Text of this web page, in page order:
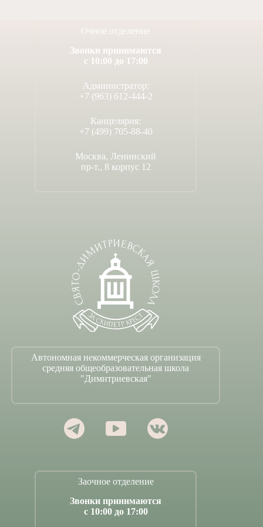
Очное отделение
Звонки принимаются
с 10:00 до 17:00
Администратор:
+7 (963) 612-444-2
Канцелярия:
+7 (499) 705-88-40
Москва, Ленинский
пр-т., 8 корпус 12
Автономная некоммерческая организация
средняя общеобразовательная школа
"Димитриевская"
Заочное отделение
Звонки принимаются
с 10:00 до 17:00